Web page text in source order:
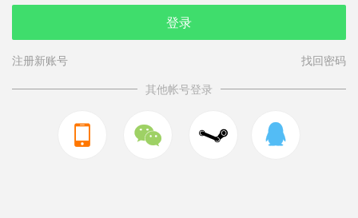
安全提问(未设置请忽略)
登录
注册新账号
找回密码
其他帐号登录
  